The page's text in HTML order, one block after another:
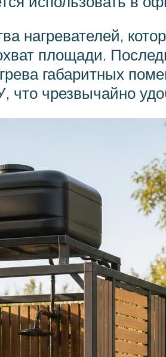
нагревателей,
площади.
габаритных
что чрезвычайно